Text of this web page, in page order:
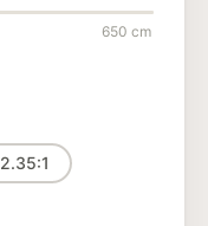
650 cm
2.35:1